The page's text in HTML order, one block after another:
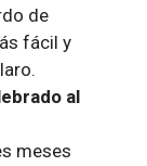
de
fácil y
al
meses